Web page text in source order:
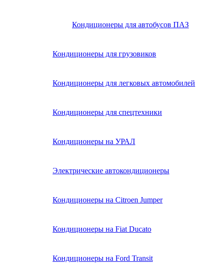
Кондиционеры для автобусов ПАЗ
Кондиционеры для грузовиков
Кондиционеры для легковых автомобилей
Кондиционеры для спецтехники
Кондиционеры на УРАЛ
Электрические автокондиционеры
Кондиционеры на Citroen Jumper
Кондиционеры на Fiat Ducato
Кондиционеры на Ford Transit